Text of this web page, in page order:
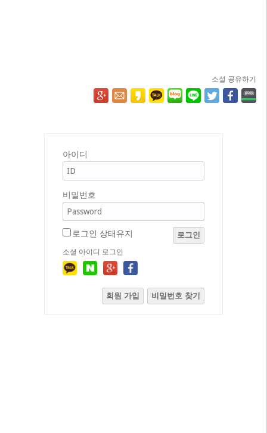
소셜 공유하기
아이디
비밀번호
로그인 상태유지 로그인
소셜 아이디 로그인
회원 가입 비밀번호 찾기